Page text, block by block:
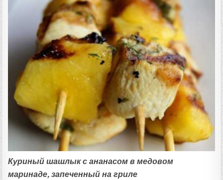
Куриный шашлык с ананасом в медовом
маринаде, запеченный на гриле